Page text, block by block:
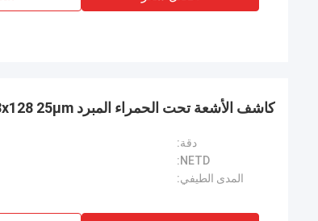
كاشف الأشعة تحت الحمراء المبرد MCT Mid Wave FPA 128x128 25μm
دقة:
NETD:
المدى الطيفي: